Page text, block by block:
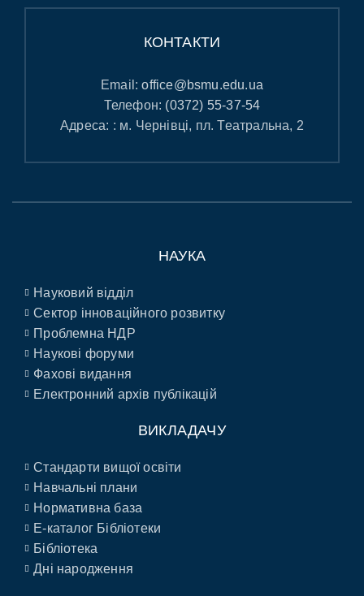
КОНТАКТИ
Email:office@bsmu.edu.ua
Телефон: (0372) 55-37-54
Адреса: : м. Чернівці, пл. Театральна, 2
НАУКА
Науковий відділ
Сектор інноваційного розвитку
Проблемна НДР
Наукові форуми
Фахові видання
Електронний архів публікацій
ВИКЛАДАЧУ
Стандарти вищої освіти
Навчальні плани
Нормативна база
E-каталог Бібліотеки
Бібліотека
Дні народження